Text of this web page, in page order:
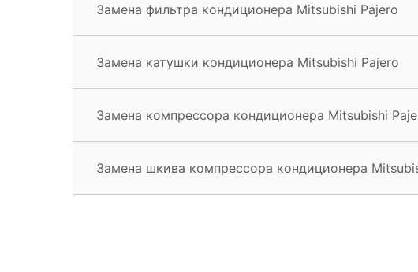
Замена фильтра кондиционера Mitsubishi Pajero
Замена катушки кондиционера Mitsubishi Pajero
Замена компрессора кондиционера Mitsubishi
Замена шкива компрессора кондиционера